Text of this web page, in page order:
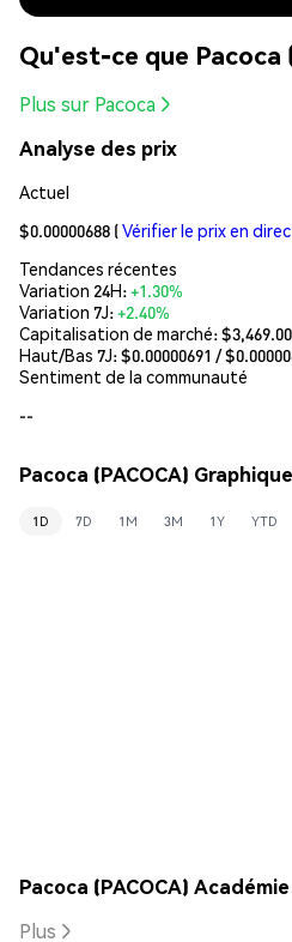
Qu'est-ce que Pacoca
Plus sur Pacoca
Analyse des prix
Actuel
$0.00000688 (Vérifier le prix en
Tendances récentes
Variation 24H:+1.30%
Variation 7J:+2.40%
Capitalisation de marché:$3,469.00
Haut/Bas 7J: $0.00000691 / $
Sentiment de la communauté
--
Pacoca (PACOCA)
1D 7D 1M 3M 1Y YTD
Pacoca (PACOCA) Académie
Plus